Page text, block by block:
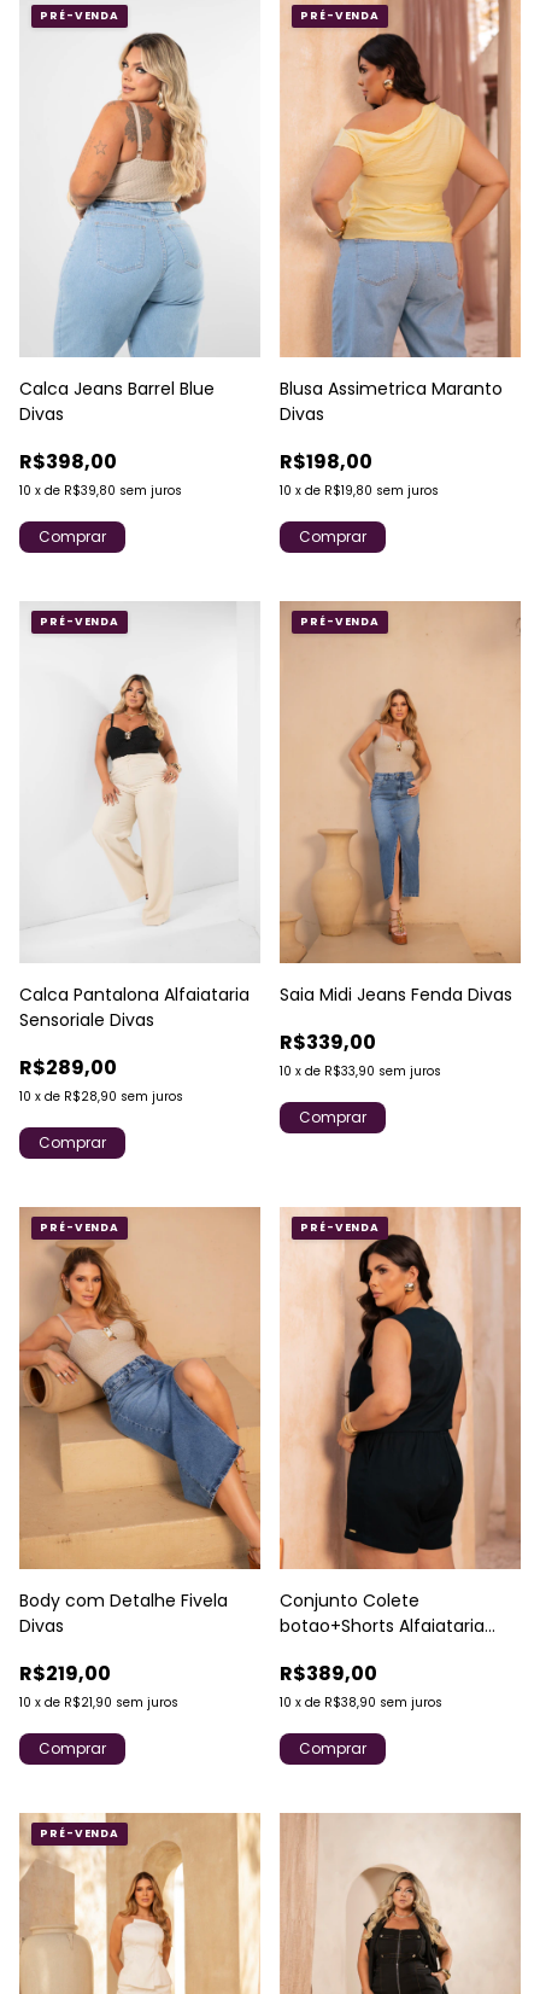
Calca Jeans Barrel Blue
Divas
R$398,00
10 x de R$39,80 sem juros
Comprar
PRÉ-VENDA
Blusa Assimetrica Maranto
Divas
R$198,00
10 x de R$19,80 sem juros
Comprar
PRÉ-VENDA
Calca Pantalona Alfaiataria
Sensoriale Divas
R$289,00
10 x de R$28,90 sem juros
Comprar
PRÉ-VENDA
Saia Midi Jeans Fenda Divas
R$339,00
10 x de R$33,90 sem juros
Comprar
PRÉ-VENDA
Body com Detalhe Fivela
Divas
R$219,00
10 x de R$21,90 sem juros
Comprar
PRÉ-VENDA
Conjunto Colete
botao+Shorts Alfaiataria
R$389,00
10 x de R$38,90 sem juros
Comprar
PRÉ-VENDA
PRÉ-VENDA